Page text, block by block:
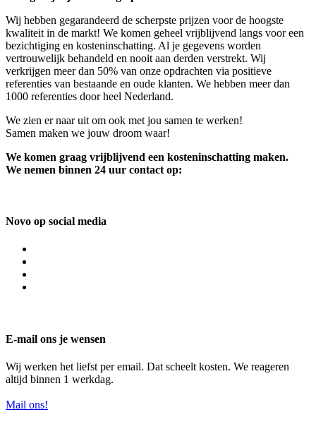
Wij hebben gegarandeerd de scherpste prijzen voor de hoogste
kwaliteit in de markt! We komen geheel vrijblijvend langs voor een
bezichtiging en kosteninschatting. Al je gegevens worden
vertrouwelijk behandeld en nooit aan derden verstrekt. Wij
verkrijgen meer dan 50% van onze opdrachten via positieve
referenties van bestaande en oude klanten. We hebben meer dan
1000 referenties door heel Nederland.
We zien er naar uit om ook met jou samen te werken!
Samen maken we jouw droom waar!
We komen graag vrijblijvend een kosteninschatting maken.
We nemen binnen 24 uur contact op:
Novo op social media
E-mail ons je wensen
Wij werken het liefst per email. Dat scheelt kosten. We reageren
altijd binnen 1 werkdag.
Mail ons!